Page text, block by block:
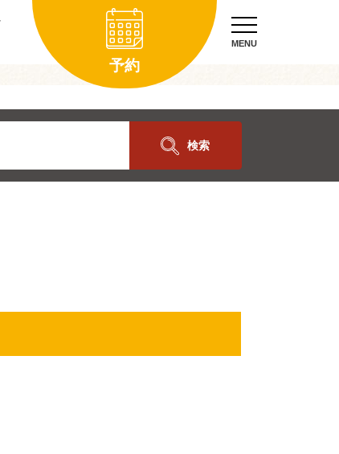
予約
MENU
検索